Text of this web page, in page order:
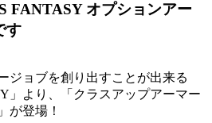
FANTASY オプションアー
す
ジョブを創り出すことが出来る
」より、「クラスアップアーマー
が登場！